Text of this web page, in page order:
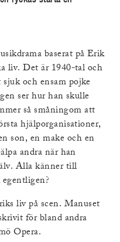
baserat på Erik
liv. Det är 1940-tal och
och ensam pojke
ser hur han skulle
så småningom att
hjälporganisationer,
son, en make och en
andra när han
Alla känner till
liv på scen. Manuset
för bland andra
Opera.